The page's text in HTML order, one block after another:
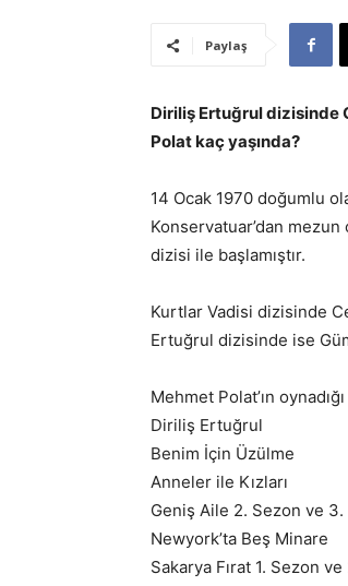
Paylaş
Diriliş Ertuğrul dizisinde
Polat kaç yaşında?
14 Ocak 1970 doğumlu
Konservatuar’dan
dizisi ile başlamıştır.
Kurtlar Vadisi dizisinde
Ertuğrul dizisinde ise
Mehmet Polat’ın
Diriliş Ertuğrul
Benim İçin Üzülme
Anneler ile Kızları
Geniş Aile 2. Sezon ve 3.
Newyork’ta Beş Minare
Sakarya Fırat 1. Sezon